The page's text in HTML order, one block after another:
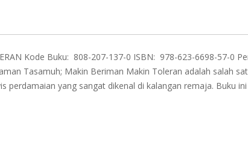
Kode Buku: 808-207-137-0 ISBN: 978-623-6698-57-0
Tasamuh; Makin Beriman Makin Toleran adalah salah
perdamaian yang sangat dikenal di kalangan remaja. Buku ini